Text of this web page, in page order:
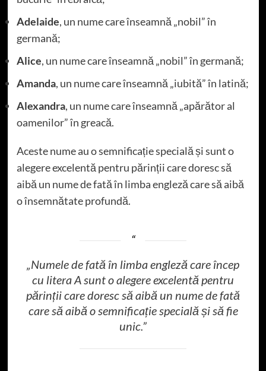
Adelaide, un nume care înseamnă „nobil” în
germană;
Alice, un nume care înseamnă „nobil” în germană;
Amanda, un nume care înseamnă „iubită” în latină;
Alexandra, un nume care înseamnă „apărător al
oamenilor” în greacă.
Aceste nume au o semnificație specială și sunt o
alegere excelentă pentru părinții care doresc să
aibă un nume de fată în limba engleză care să aibă
o însemnătate profundă.
„Numele de fată în limba engleză care încep
cu litera A sunt o alegere excelentă pentru
părinții care doresc să aibă un nume de fată
care să aibă o semnificație specială și să fie
unic.”